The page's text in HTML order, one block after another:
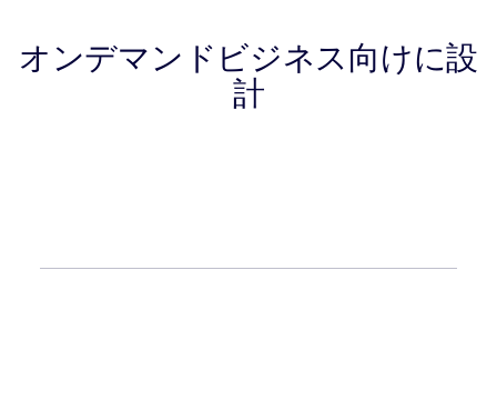
オンデマンドビジネス向けに設
計